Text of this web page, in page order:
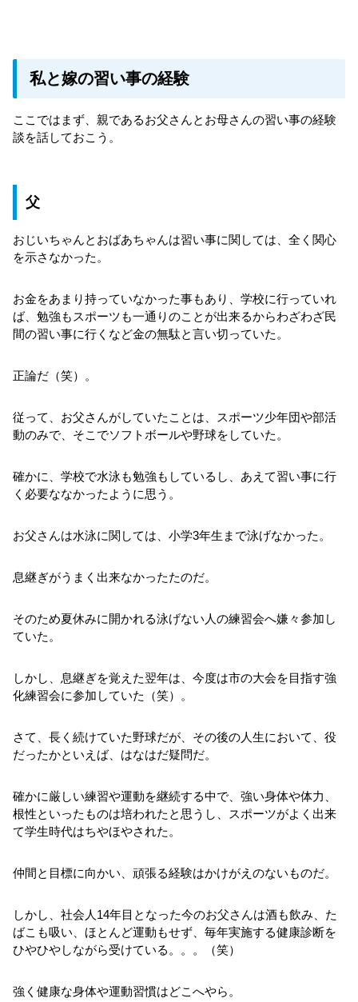
私と嫁の習い事の経験
ここではまず、親であるお父さんとお母さんの習い事の経験
談を話しておこう。
父
おじいちゃんとおばあちゃんは習い事に関しては、全く関心
を示さなかった。
お金をあまり持っていなかった事もあり、学校に行っていれ
ば、勉強もスポーツも一通りのことが出来るからわざわざ民
間の習い事に行くなど金の無駄と言い切っていた。
正論だ（笑）。
従って、お父さんがしていたことは、スポーツ少年団や部活
動のみで、そこでソフトボールや野球をしていた。
確かに、学校で水泳も勉強もしているし、あえて習い事に行
く必要ななかったように思う。
お父さんは水泳に関しては、小学3年生まで泳げなかった。
息継ぎがうまく出来なかったたのだ。
そのため夏休みに開かれる泳げない人の練習会へ嫌々参加し
ていた。
しかし、息継ぎを覚えた翌年は、今度は市の大会を目指す強
化練習会に参加していた（笑）。
さて、長く続けていた野球だが、その後の人生において、役
だったかといえば、はなはだ疑問だ。
確かに厳しい練習や運動を継続する中で、強い身体や体力、
根性といったものは培われたと思うし、スポーツがよく出来
て学生時代はちやほやされた。
仲間と目標に向かい、頑張る経験はかけがえのないものだ。
しかし、社会人14年目となった今のお父さんは酒も飲み、た
ばこも吸い、ほとんど運動もせず、毎年実施する健康診断を
ひやひやしながら受けている。。。（笑）
強く健康な身体や運動習慣はどこへやら。